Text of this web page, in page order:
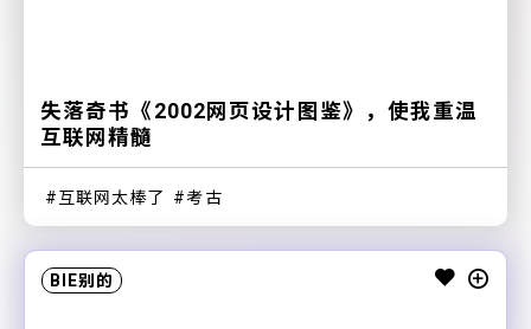
失落奇书《2002网页设计图鉴》，使我重温
互联网精髓
互联网太棒了 考古
BIE别的